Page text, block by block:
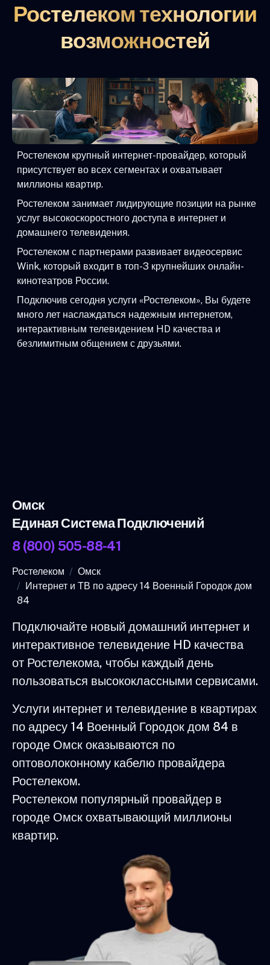
Ростелеком технологии
возможностей
Ростелеком крупный интернет-провайдер, который
присутствует во всех сегментах и охватывает
миллионы квартир.
Ростелеком занимает лидирующие позиции на рынке
услуг высокоскоростного доступа в интернет и
домашнего телевидения.
Ростелеком с партнерами развивает видеосервис
Wink, который входит в топ-3 крупнейших онлайн-
кинотеатров России.
Подключив сегодня услуги «Ростелеком», Вы будете
много лет наслаждаться надежным интернетом,
интерактивным телевидением HD качества и
безлимитным общением с друзьями.
Омск
Единая Система Подключений
8 (800) 505-88-41
Ростелеком
Омск
Интернет и ТВ по адресу 14 Военный Городок дом
84
Подключайте новый домашний интернет и
интерактивное телевидение HD качества
от Ростелекома, чтобы каждый день
пользоваться высококлассными сервисами.
Услуги интернет и телевидение в квартирах
по адресу 14 Военный Городок дом 84 в
городе Омск оказываются по
оптоволоконному кабелю провайдера
Ростелеком.
Ростелеком популярный провайдер в
городе Омск охватывающий миллионы
квартир.